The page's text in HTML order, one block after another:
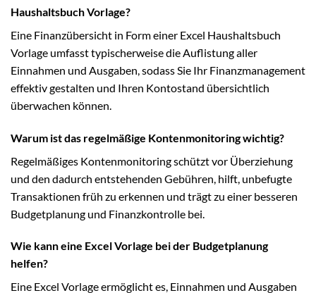
Haushaltsbuch Vorlage?
Eine Finanzübersicht in Form einer Excel Haushaltsbuch
Vorlage umfasst typischerweise die Auflistung aller
Einnahmen und Ausgaben, sodass Sie Ihr Finanzmanagement
effektiv gestalten und Ihren Kontostand übersichtlich
überwachen können.
Warum ist das regelmäßige Kontenmonitoring wichtig?
Regelmäßiges Kontenmonitoring schützt vor Überziehung
und den dadurch entstehenden Gebühren, hilft, unbefugte
Transaktionen früh zu erkennen und trägt zu einer besseren
Budgetplanung und Finanzkontrolle bei.
Wie kann eine Excel Vorlage bei der Budgetplanung
helfen?
Eine Excel Vorlage ermöglicht es, Einnahmen und Ausgaben